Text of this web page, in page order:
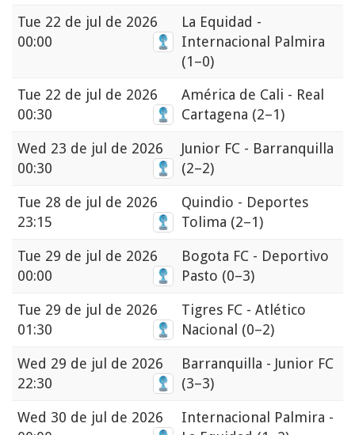
Tue 22 de jul de 2026
00:00
La Equidad -
Internacional Palmira
(1–0)
Tue 22 de jul de 2026
00:30
América de Cali - Real
Cartagena (2–1)
Wed 23 de jul de 2026
00:30
Junior FC - Barranquilla
(2–2)
Tue 28 de jul de 2026
23:15
Quindio - Deportes
Tolima (2–1)
Tue 29 de jul de 2026
00:00
Bogota FC - Deportivo
Pasto (0–3)
Tue 29 de jul de 2026
01:30
Tigres FC - Atlético
Nacional (0–2)
Wed 29 de jul de 2026
22:30
Barranquilla - Junior FC
(3–3)
Wed 30 de jul de 2026
Internacional Palmira -